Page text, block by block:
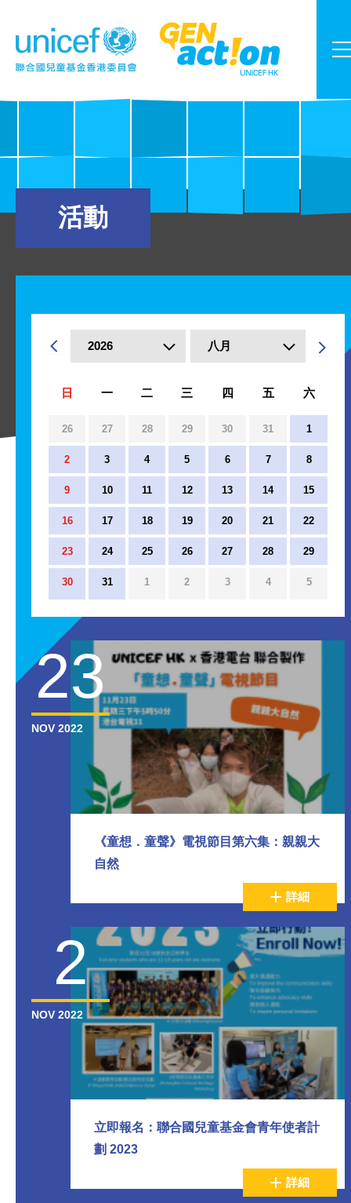
活動
2026 八月
日 一 二 三 四 五 六
26 27 28 29 30 31 1
2 3 4 5 6 7 8
9 10 11 12 13 14 15
16 17 18 19 20 21 22
23 24 25 26 27 28 29
30 31 1 2 3 4 5
23
NOV 2022
《童想．童聲》電視節目第六集：親親大
自然
詳細
2
NOV 2022
立即報名：聯合國兒童基金會青年使者計
劃 2023
詳細